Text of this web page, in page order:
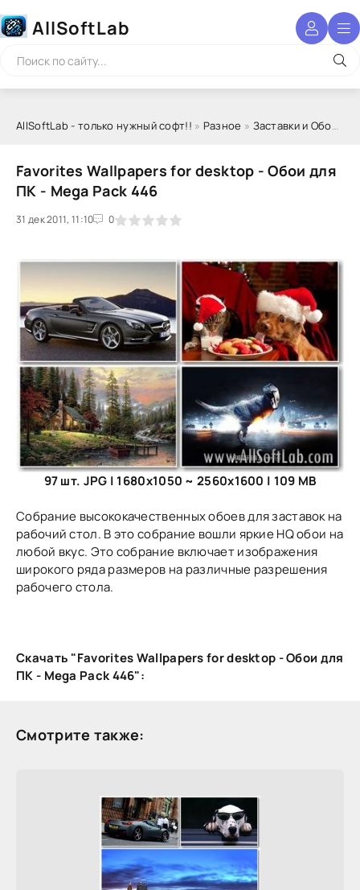
AllSoftLab
AllSoftLab - только нужный софт!! » Разное » Заставки и Обои
Favorites Wallpapers for desktop - Обои для
ПК - Mega Pack 446
31 дек 2011, 11:10 0
1 2 3 4 5
97 шт. JPG | 1680x1050 ~ 2560x1600 | 109 MB
Собрание высококачественных обоев для заставок на
рабочий стол. В это собрание вошли яркие HQ обои на
любой вкус. Это собрание включает изображения
широкого ряда размеров на различные разрешения
рабочего стола.
Скачать "Favorites Wallpapers for desktop - Обои для
ПК - Mega Pack 446":
Смотрите также: